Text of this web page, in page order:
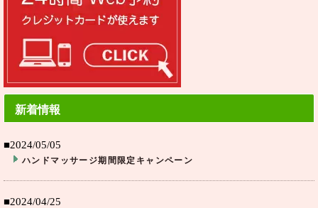
新着情報
■2024/05/05
ハンドマッサージ期間限定キャンペーン
■2024/04/25